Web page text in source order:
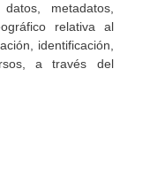
metadatos,
relativa al
identificación,
a través del